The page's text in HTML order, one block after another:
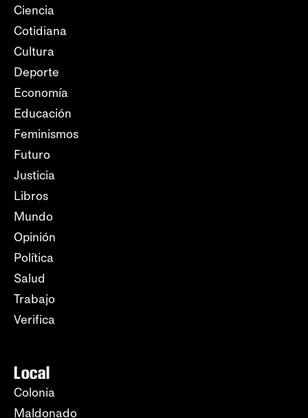
Ciencia
Cotidiana
Cultura
Deporte
Economía
Educación
Feminismos
Futuro
Justicia
Libros
Mundo
Opinión
Política
Salud
Trabajo
Verifica
Local
Colonia
Maldonado